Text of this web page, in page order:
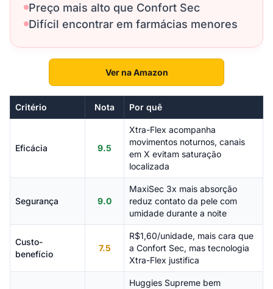
Preço mais alto que Confort Sec
Difícil encontrar em farmácias menores
Ver na Amazon
Critério Nota Por quê
Eficácia 9.5
Xtra-Flex acompanha
movimentos noturnos, canais
em X evitam saturação
localizada
Segurança 9.0
MaxiSec 3x mais absorção
reduz contato da pele com
umidade durante a noite
Custo-
benefício
7.5
R$1,60/unidade, mais cara que
a Confort Sec, mas tecnologia
Xtra-Flex justifica
Huggies Supreme bem